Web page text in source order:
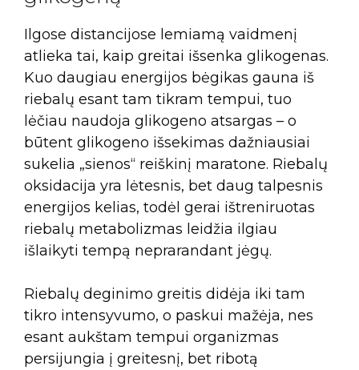
Ilgose distancijose lemiamą vaidmenį
atlieka tai, kaip greitai išsenka glikogenas.
Kuo daugiau energijos bėgikas gauna iš
riebalų esant tam tikram tempui, tuo
lėčiau naudoja glikogeno atsargas – o
būtent glikogeno išsekimas dažniausiai
sukelia „sienos“ reiškinį maratone. Riebalų
oksidacija yra lėtesnis, bet daug talpesnis
energijos kelias, todėl gerai ištreniruotas
riebalų metabolizmas leidžia ilgiau
išlaikyti tempą neprarandant jėgų.
Riebalų deginimo greitis didėja iki tam
tikro intensyvumo, o paskui mažėja, nes
esant aukštam tempui organizmas
persijungia į greitesnį, bet ribotą